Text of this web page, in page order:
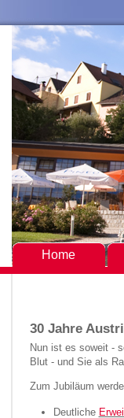
30 Jahre
Nun ist es soweit -
Blut - und Sie als
Zum Jubiläum
Deutliche
Home